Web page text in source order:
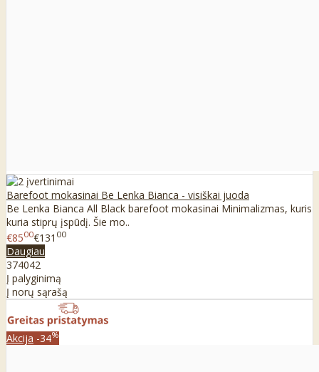
Barefoot mokasinai Be Lenka Bianca - visiškai juoda
Be Lenka Bianca All Black barefoot mokasinai Minimalizmas, kuris
kuria stiprų įspūdį. Šie mo..
€8500€131 00
Daugiau
374042
Į palyginimą
Į norų sąrašą
Akcija -34%